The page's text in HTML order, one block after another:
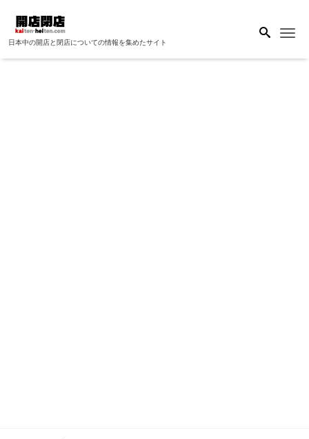
日本中の開店と閉店についての情報を集めたサイト